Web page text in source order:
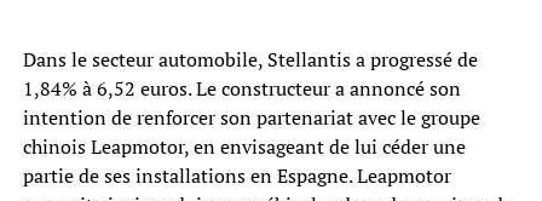
Dans le secteur automobile, Stellantis a progressé de
1,84% à 6,52 euros. Le constructeur a annoncé son
intention de renforcer son partenariat avec le groupe
chinois Leapmotor, en envisageant de lui céder une
partie de ses installations en Espagne. Leapmotor